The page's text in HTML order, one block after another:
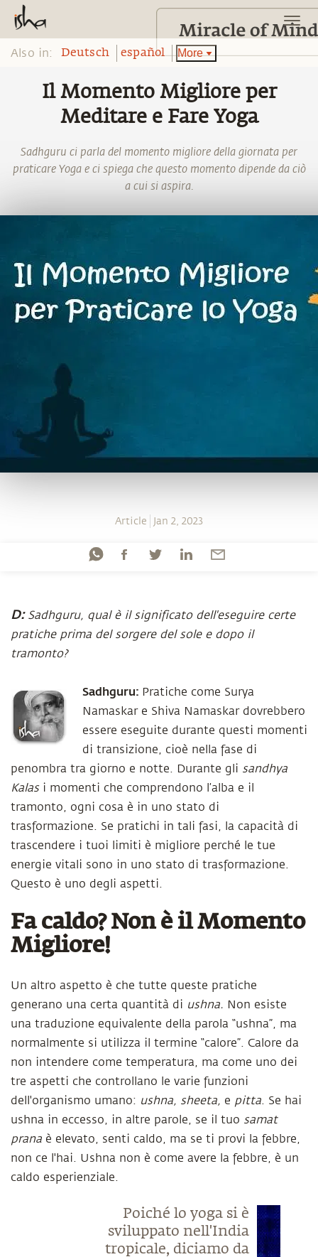
Also in: Deutsch español More
Il Momento Migliore per
Meditare e Fare Yoga
Sadhguru ci parla del momento migliore della giornata per
praticare Yoga e ci spiega che questo momento dipende da ciò
a cui si aspira.
Article Jan 2, 2023
D: Sadhguru, qual è il significato dell'eseguire certe
pratiche prima del sorgere del sole e dopo il
tramonto?
Sadhguru: Pratiche come Surya
Namaskar e Shiva Namaskar dovrebbero
essere eseguite durante questi momenti
di transizione, cioè nella fase di
penombra tra giorno e notte. Durante gli sandhya
Kalas i momenti che comprendono l’alba e il
tramonto, ogni cosa è in uno stato di
trasformazione. Se pratichi in tali fasi, la capacità di
trascendere i tuoi limiti è migliore perché le tue
energie vitali sono in uno stato di trasformazione.
Questo è uno degli aspetti.
Fa caldo? Non è il Momento
Migliore!
Un altro aspetto è che tutte queste pratiche
generano una certa quantità di ushna. Non esiste
una traduzione equivalente della parola “ushna”, ma
normalmente si utilizza il termine “calore”. Calore da
non intendere come temperatura, ma come uno dei
tre aspetti che controllano le varie funzioni
dell'organismo umano: ushna, sheeta, e pitta. Se hai
ushna in eccesso, in altre parole, se il tuo samat
prana è elevato, senti caldo, ma se ti provi la febbre,
non ce l'hai. Ushna non è come avere la febbre, è un
caldo esperienziale.
Poiché lo yoga si è
sviluppato nell'India
tropicale, diciamo da